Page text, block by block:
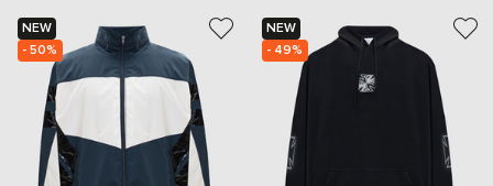
NEW
- 50%
NEW
- 49%